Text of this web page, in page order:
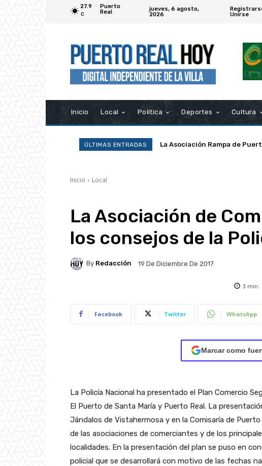
27.9
C
Puerto
Real
jueves, 6 agosto,
2026
Unirse
Inicio Local Política Deportes Cultura
ÚLTIMAS ENTRADAS La Asociación Rampa de
Navantia abre 46 plazas
Inicio Local
La Asociación de
los consejos de la
By Redacción 19 De Diciembre De 2017
3 min.
Facebook Twitter WhatsApp
Marcar como
La Policía Nacional ha presentado el Plan Comercio
El Puerto de Santa María y Puerto Real. La
Jándalos de Vistahermosa y en la Comisaría de
de las asociaciones de comerciantes y de los
localidades. En la presentación del plan se puso en
policial que se desarrollará con motivo de las fechas